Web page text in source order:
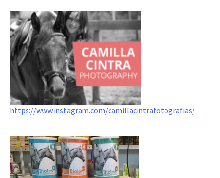
https://www.instagram.com/camillacintrafotografias/